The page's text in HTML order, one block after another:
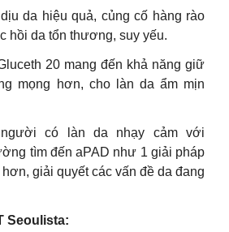
da hiệu quả, củng cố hàng rào
hồi da tổn thương, suy yếu.
20 mang đến khả năng giữ
mọng hơn, cho làn da ẩm mịn
có làn da nhạy cảm với
tìm đến aPAD như 1 giải pháp
giải quyết các vấn đề da đang
Seoulista: